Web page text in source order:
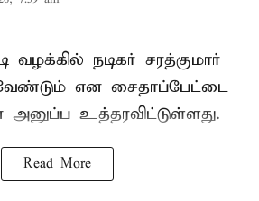
நடிகர் சரத்குமார்
என சைதாப்பேட்டை
உத்தரவிட்டுள்ளது.
Read More